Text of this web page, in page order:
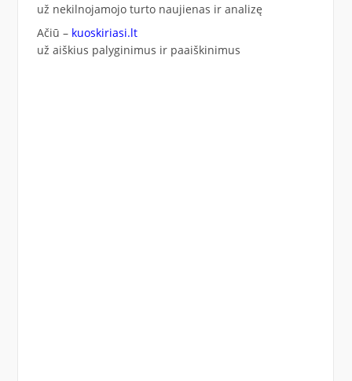
už nekilnojamojo turto naujienas ir analizę
Ačiū – kuoskiriasi.lt
už aiškius palyginimus ir paaiškinimus